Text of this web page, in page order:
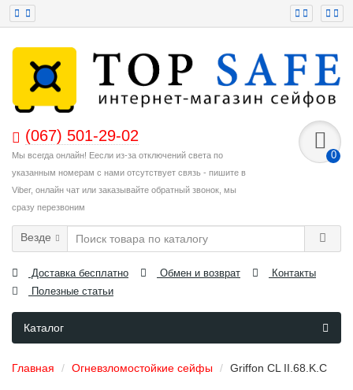
(067) 501-29-02
Мы всегда онлайн! Еесли из-за отключений света по
указанным номерам с нами отсутствует связь - пишите в
Viber, онлайн чат или заказывайте обратный звонок, мы
сразу перезвоним
0
Везде
Доставка бесплатно Обмен и возврат
Контакты
Полезные статьи
Каталог
Главная Огневзломостойкие сейфы Griffon CL II.68.K.C